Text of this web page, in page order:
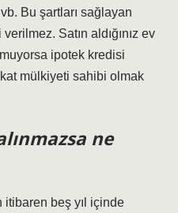
Bu şartları sağlayan
Satın aldığınız ev
ipotek kredisi
mülkiyeti sahibi olmak
ne
beş yıl içinde